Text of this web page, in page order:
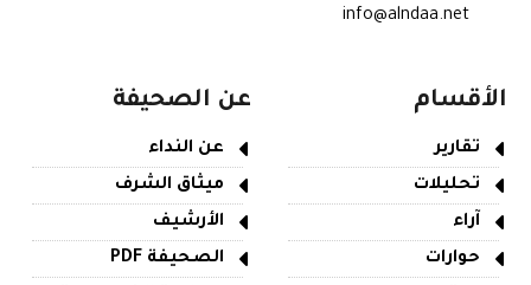
info@alndaa.net
الأقسام
تقارير
تحليلات
آراء
حوارات
عن الصحيفة
عن النداء
ميثاق الشرف
الأرشيف
الصحيفة PDF